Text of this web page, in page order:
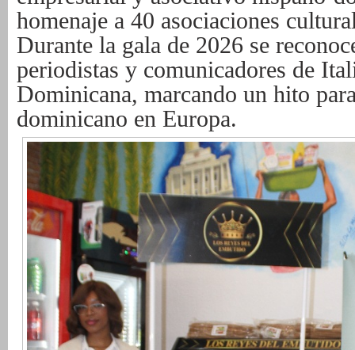
homenaje a 40 asociaciones
Durante la gala de 2026 se
periodistas y comunicadores de
Dominicana, marcando un hito
dominicano en Europa.